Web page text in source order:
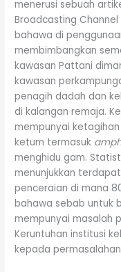
menerusi sebuah
Broadcasting Channel
bahawa di
membimbangkan
kawasan Pattani
kawasan
penagih dadah dan
di kalangan remaja.
mempunyai
ketum termasuk
menghidu gam.
menunjukkan
penceraian di mana
bahawa sebab untuk
mempunyai masalah
Keruntuhan institusi
kepada